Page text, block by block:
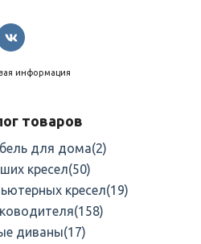
информация
товаров
для дома(2)
кресел(50)
кресел(19)
(158)
диваны(17)